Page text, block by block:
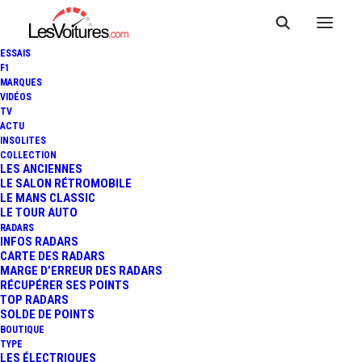
ESSAIS
F1
MARQUES
VIDÉOS
TV
ACTU
INSOLITES
COLLECTION
LES ANCIENNES
LE SALON RÉTROMOBILE
LE MANS CLASSIC
LE TOUR AUTO
RADARS
INFOS RADARS
CARTE DES RADARS
MARGE D’ERREUR DES RADARS
RÉCUPÉRER SES POINTS
TOP RADARS
SOLDE DE POINTS
BOUTIQUE
TYPE
LES ÉLECTRIQUES
14 mars 2017
PRÉSIDENTIELLE 2017 :